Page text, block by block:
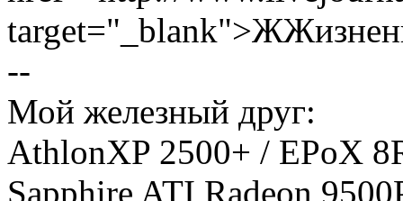
--
Мой железный друг:
AthlonXP 2500+ / EPoX
Sapphire ATI Radeon